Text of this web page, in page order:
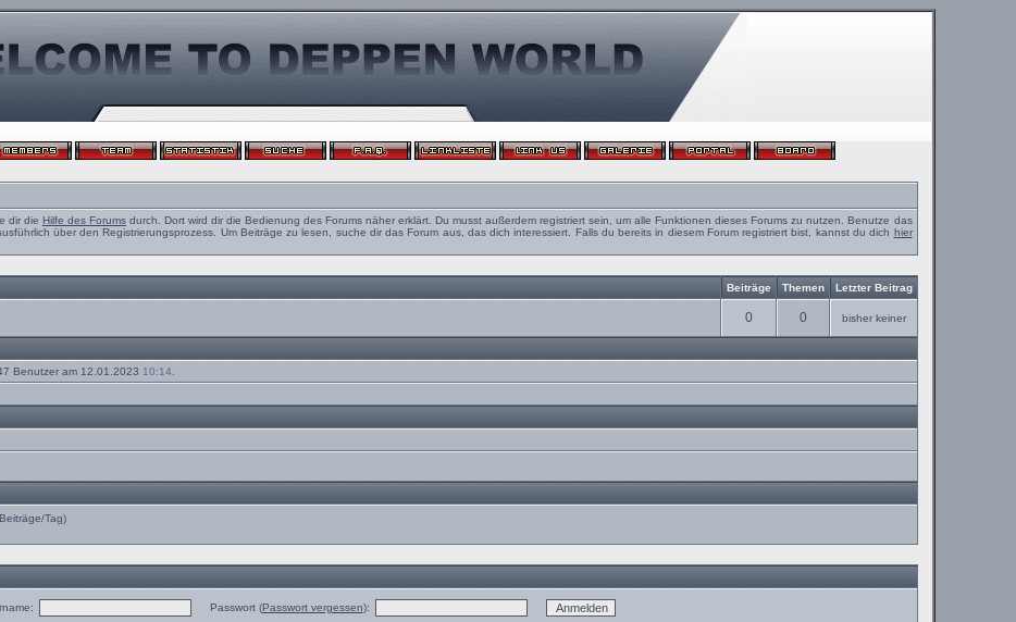
dir die Hilfe des Forumsdurch. Dort wird dir die Bedienung des Forums näher erklärt. Du musst außerdem registriert sein, um alle Funktionen dieses Forums zu nutzen. Benutze das
über den Registrierungsprozess. Um Beiträge zu lesen, suche dir das Forum aus, das dich interessiert. Falls du bereits in diesem Forum registriert bist, kannst du dich hier
Beiträge Themen Letzter Beitrag
0 0 bisher keiner
Benutzer am 12.01.2023 10:14
Tag)
Passwort (Passwort vergessen):